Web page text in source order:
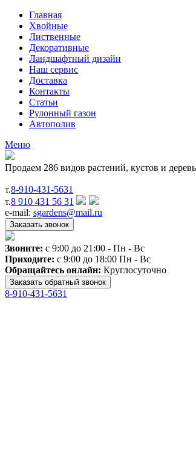
Главная
Хвойные
Лиственные
Декоративные
Ландшафтный дизайн
Наш сервис
Доставка
Контакты
Статьи
Рулонный газон
Автополив
Меню
Продаем 286 видов растений, кустов и
т.8-910-431-5631
т.8 910 431 56 31
e-mail: sgardens@mail.ru
Звоните: c 9:00 до 21:00 - Пн - Вс
Приходите: c 9:00 до 18:00 Пн - Вс
Обращайтесь онлайн: Круглосуточно
8-910-431-5631